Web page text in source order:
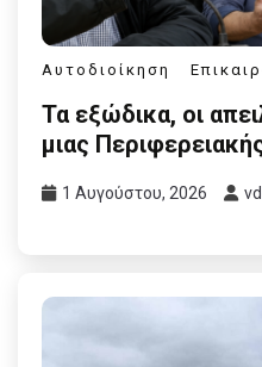
Αυτοδιοίκηση
Τα εξώδικα, οι
μιας
1 Αυγούστου, 2026